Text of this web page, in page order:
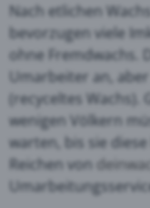
Nach etlichen
bevorzugen viele
ohne Fremdwachs.
Umarbeiter an,
(recyceltes
wenigen Völkern
warten, bis sie
Reichen von